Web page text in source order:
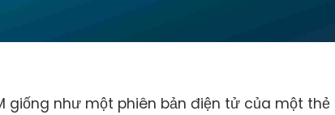
giống như một phiên bản điện tử của một